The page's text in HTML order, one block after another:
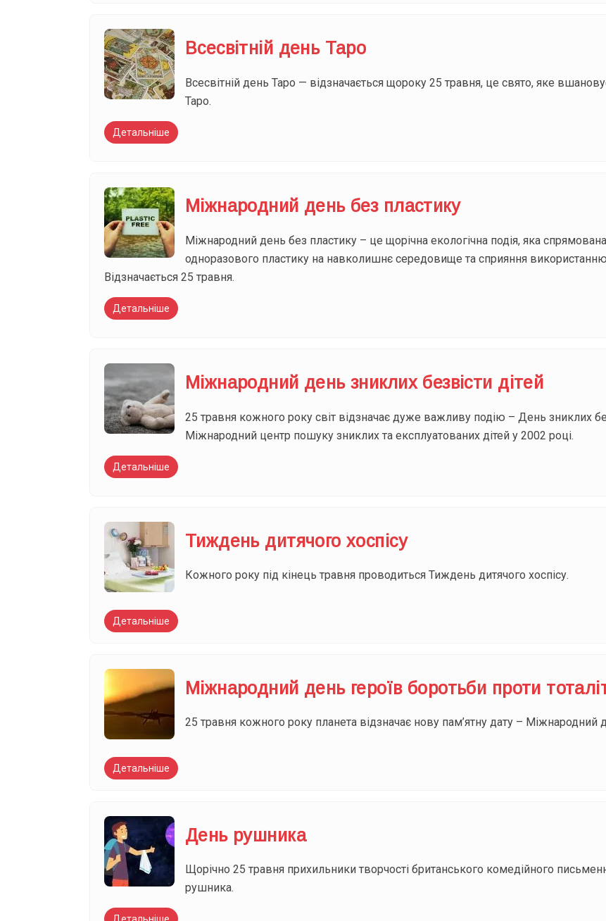
Всесвітній день Таро
Всесвітній день Таро — відзначається щороку 25 травня, це свято, яке
Таро.
Детальніше
Міжнародний день без пластику
Міжнародний день без пластику – це щорічна екологічна подія, яка
одноразового пластику на навколишнє середовище та сприяння використанню
Відзначається 25 травня.
Детальніше
Міжнародний день зниклих безвісти дітей
25 травня кожного року світ відзначає дуже важливу подію – День зниклих
Міжнародний центр пошуку зниклих та експлуатованих дітей у 2002 році.
Детальніше
Тиждень дитячого хоспісу
Кожного року під кінець травня проводиться Тиждень дитячого хоспісу.
Детальніше
Міжнародний день героїв боротьби проти
25 травня кожного року планета відзначає нову пам’ятну дату – Міжнародний
Детальніше
День рушника
Щорічно 25 травня прихильники творчості британського комедійного
рушника.